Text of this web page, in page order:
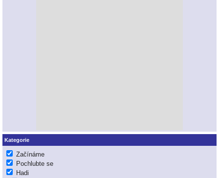
Kategorie
Začínáme
Pochlubte se
Hadi